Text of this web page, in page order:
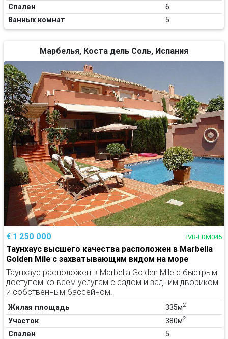
Спален
6
Ванных комнат
5
Марбелья, Коста дель Соль, Испания
€ 1 250 000 IVR-LDM045
Таунхаус высшего качества расположен в Marbella
Golden Mile с захватывающим видом на море
Таунхаус расположен в Marbella Golden Mile с быстрым
доступом ко всем услугам с садом и задним двориком
и собственным бассейном.
Жилая площадь 335м2
Участок 380м2
Спален
5